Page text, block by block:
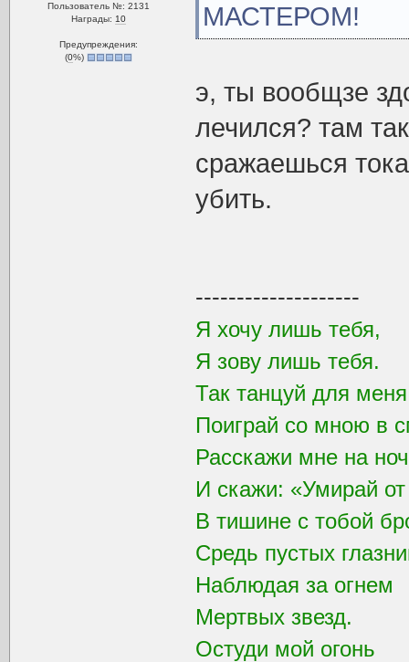
Пользователь №: 2131
Награды: 10
Предупреждения:
(0%)
МАСТЕРОМ!
э, ты вообщзе
лечился? там
сражаешься
убить.
--------------------
Я хочу лишь тебя,
Я зову лишь тебя.
Так танцуй для
Поиграй со мною в
Расскажи мне на
И скажи: «Умирай
В тишине с тобой
Средь пустых
Наблюдая за огнем
Мертвых звезд.
Остуди мой огонь